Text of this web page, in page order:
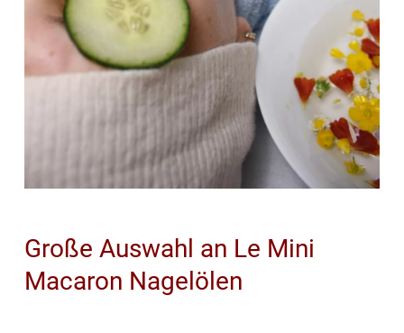
Große Auswahl an Le Mini
Macaron Nagelölen